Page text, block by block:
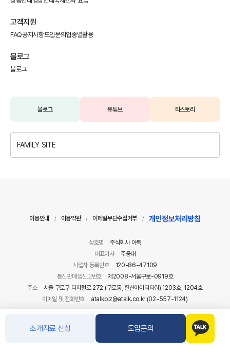
소개자료 신청 도입문의
서비스소개
모바일회사전화
부가서비스 기타솔루션
이용안내
업종별활용
블로그
이용안내 이용약관 / 이메일무단수집거부 / 개인정보처리방침
상호명
주식회사 아톡
주웅대
사업자 등록번호